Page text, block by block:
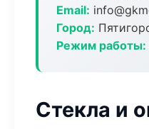
Email:
Город:
Режим работы:
Стекла и